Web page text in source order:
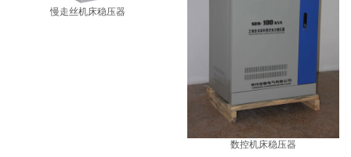
慢走丝机床稳压器
数控机床稳压器